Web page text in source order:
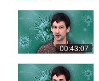
00:43:07